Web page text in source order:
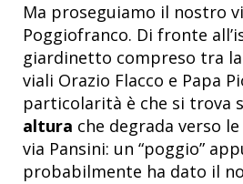
Ma proseguiamo il nostro
Poggiofranco. Di fronte
giardinetto compreso tra
viali Orazio Flacco e Papa
particolarità è che si trova
altura che degrada verso
via Pansini: un “poggio”
probabilmente ha dato il